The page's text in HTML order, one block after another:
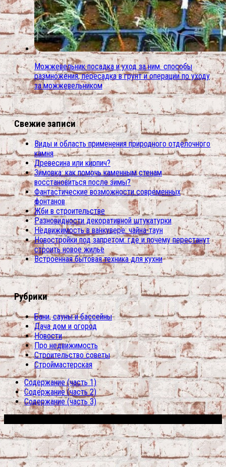
Можжевельник посадка и уход за ним. способы
размножения, пересадка в грунт и операции по уходу
за можжевельником
Свежие записи
Виды и область применения природного отделочного
камня
Древесина или кирпич?
Зимовка: как помочь каменным стенам
восстановиться после зимы?
Фантастические возможности современных
фонтанов
Жби в строительстве
Разновидности декоративной штукатурки
Недвижимость в ванкувере: чайна-таун
Новостройки под запретом: где и почему перестанут
строить новое жилье
Встроенная бытовая техника для кухни
Рубрики
Бани, сауны и бассейны
Дача дом и огород
Новости
Про недвижимость
Строительство советы
Строймастерская
Содержание (часть 1)
Содержание (часть 2)
Содержание (часть 3)